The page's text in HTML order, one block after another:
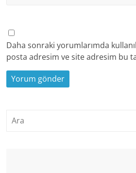
Daha sonraki yorumlarımda
posta adresim ve site adresim bu